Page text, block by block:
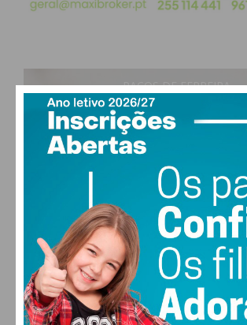
condições
PAÇOS DE FERREIRA
30°
30°
SEG
31
TER
31 °
QUA